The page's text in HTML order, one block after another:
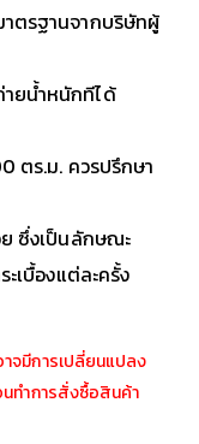
ตรฐานจากบริษัทผู้
ยน้ำหนักทีได้
ตร.ม. ควรปรึกษา
ซึ่งเป็นลักษณะ
ะเบื้องแต่ละครั้ง
จมีการเปลี่ยนแปลง
นทำการสั่งซื้อสินค้า